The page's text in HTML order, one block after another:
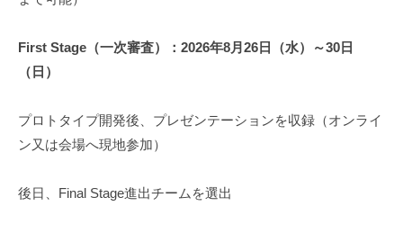
First Stage（一次審査）：2026年8月26日（水）～30日
（日）
プロトタイプ開発後、プレゼンテーションを収録（オンライ
ン又は会場へ現地参加）
後日、Final Stage進出チームを選出